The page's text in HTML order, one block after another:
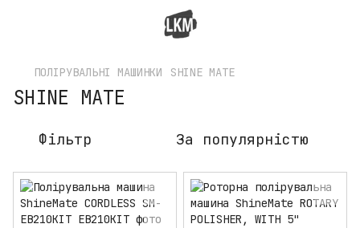
ПОЛІРУВАЛЬНІ МАШИНКИ SHINE MATE
SHINE MATE
Фільтр За популярністю